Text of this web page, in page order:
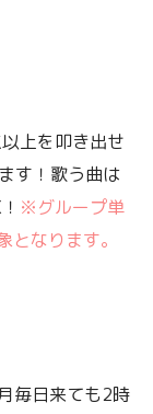
上を叩き出せ
す！歌う曲は
※グループ単
なります。
毎日来ても2時